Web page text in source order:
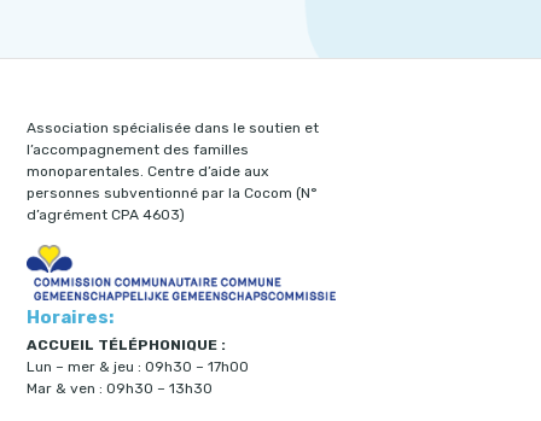
Association spécialisée dans le soutien et
l’accompagnement des familles
monoparentales. Centre d’aide aux
personnes subventionné par la Cocom (N°
d’agrément CPA 4603)
Horaires:
ACCUEIL TÉLÉPHONIQUE :
Lun – mer & jeu : 09h30 – 17h00
Mar & ven : 09h30 – 13h30